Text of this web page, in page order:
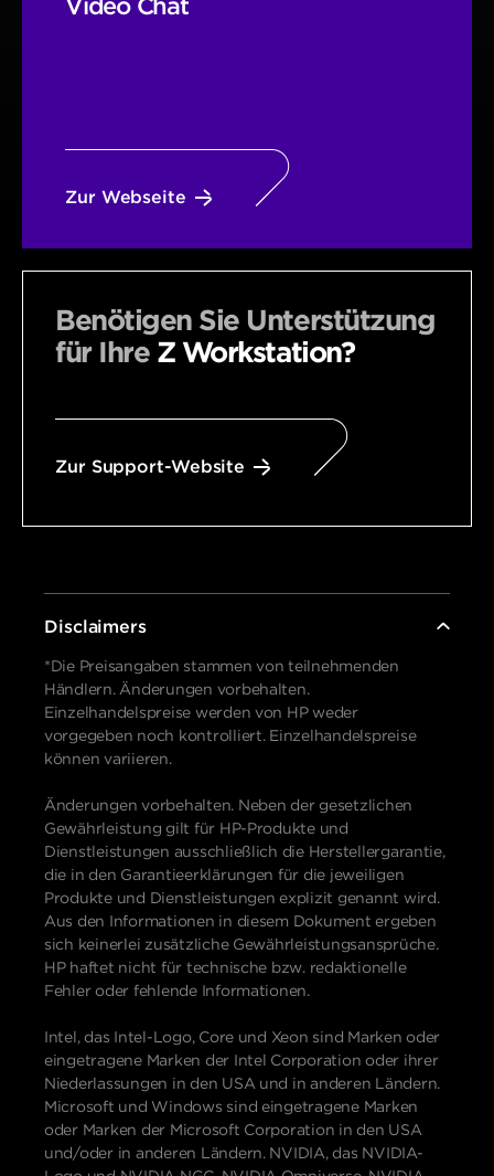
Zur Webseite
Benötigen Sie Unterstützung
für IhreZ Workstation?
Zur Support-Website
Disclaimers
*Die Preisangaben stammen von teilnehmenden
Händlern. Änderungen vorbehalten.
Einzelhandelspreise werden von HP weder
vorgegeben noch kontrolliert. Einzelhandelspreise
können variieren.
Änderungen vorbehalten. Neben der gesetzlichen
Gewährleistung gilt für HP-Produkte und
Dienstleistungen ausschließlich die Herstellergarantie,
die in den Garantieerklärungen für die jeweiligen
Produkte und Dienstleistungen explizit genannt wird.
Aus den Informationen in diesem Dokument ergeben
sich keinerlei zusätzliche Gewährleistungsansprüche.
HP haftet nicht für technische bzw. redaktionelle
Fehler oder fehlende Informationen.
Intel, das Intel-Logo, Core und Xeon sind Marken oder
eingetragene Marken der Intel Corporation oder ihrer
Niederlassungen in den USA und in anderen Ländern.
Microsoft und Windows sind eingetragene Marken
oder Marken der Microsoft Corporation in den USA
und/oder in anderen Ländern. NVIDIA, das NVIDIA-